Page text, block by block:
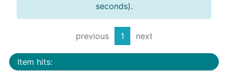
seconds).
previous 1 next
Item hits: